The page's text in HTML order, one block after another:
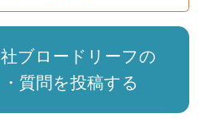
ブロードリーフの
質問を投稿する